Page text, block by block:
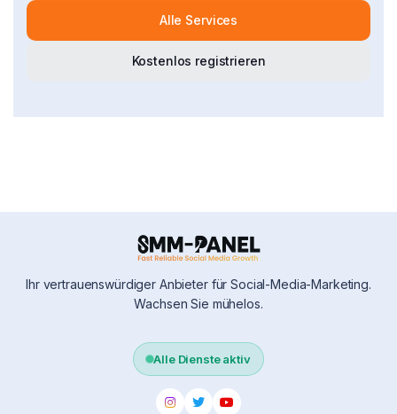
Alle Services
Kostenlos registrieren
Ihr vertrauenswürdiger Anbieter für Social-Media-Marketing.
Wachsen Sie mühelos.
Alle Dienste aktiv